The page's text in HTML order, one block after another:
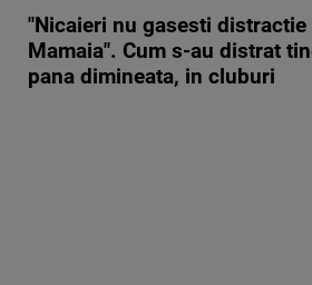
"Nicaieri nu gasesti distractie
Mamaia". Cum s-au distrat
pana dimineata, in cluburi